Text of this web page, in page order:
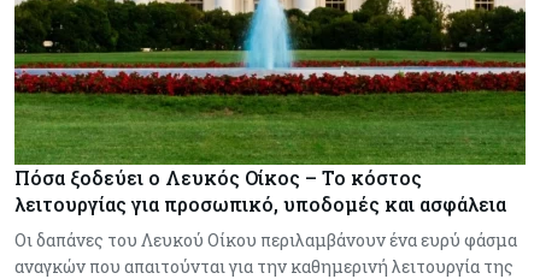
Πόσα ξοδεύει ο Λευκός Οίκος – Το κόστος
λειτουργίας για προσωπικό, υποδομές και ασφάλεια
Οι δαπάνες του Λευκού Οίκου περιλαμβάνουν ένα ευρύ φάσμα
αναγκών που απαιτούνται για την καθημερινή λειτουργία της